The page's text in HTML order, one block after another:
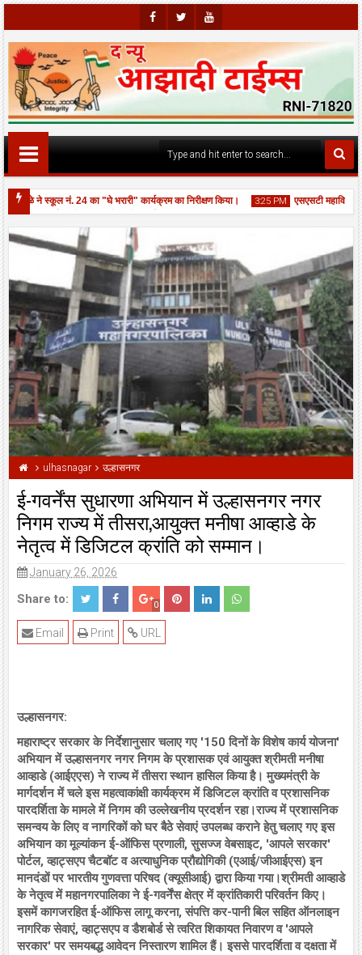
Faceb
Ook
Twitte
R
Youtu
Be
ने स्कूल नं. 24 का "घे भरारी" कार्यक्रम का निरीक्षण किया। 3:25 PM
01 Aug
2026
एसएसटी
चार नई एम्बुलेंस जनता के लिये समर्पित।
ulhasnagar उल्हासनगर
ई-गवर्नेंस सुधारणा अभियान में उल्हासनगर नगर
निगम राज्य में तीसरा,आयुक्त मनीषा आव्हाडे के
नेतृत्व में डिजिटल क्रांति को सम्मान।
January 26, 2026
Share to: 0
URL
Print
Email
उल्हासनगर:
महाराष्ट्र सरकार के निर्देशानुसार चलाए गए '150 दिनों के विशेष कार्य योजना'
अभियान में उल्हासनगर नगर निगम के प्रशासक एवं आयुक्त श्रीमती मनीषा
आव्हाडे (आईएएस) ने राज्य में तीसरा स्थान हासिल किया है। मुख्यमंत्री के
मार्गदर्शन में चले इस महत्वाकांक्षी कार्यक्रम में डिजिटल क्रांति व प्रशासनिक
पारदर्शिता के मामले में निगम की उल्लेखनीय प्रदर्शन रहा।राज्य में प्रशासनिक
समन्वय के लिए व नागरिकों को घर बैठे सेवाएं उपलब्ध कराने हेतु चलाए गए इस
अभियान का मूल्यांकन ई-ऑफिस प्रणाली, सुसज्ज वेबसाइट, 'आपले सरकार'
पोर्टल, व्हाट्सएप चैटबॉट व अत्याधुनिक प्रौद्योगिकी (एआई/जीआईएस) इन
मानदंडों पर भारतीय गुणवत्ता परिषद (क्यूसीआई) द्वारा किया गया।श्रीमती आव्हाडे
के नेतृत्व में महानगरपालिका ने ई-गवर्नेंस क्षेत्र में क्रांतिकारी परिवर्तन किए।
इसमें कागजरहित ई-ऑफिस लागू करना, संपत्ति कर-पानी बिल सहित ऑनलाइन
नागरिक सेवाएं, व्हाट्सएप व डैशबोर्ड से त्वरित शिकायत निवारण व 'आपले
सरकार' पर समयबद्ध आवेदन निस्तारण शामिल हैं। इससे पारदर्शिता व दक्षता में